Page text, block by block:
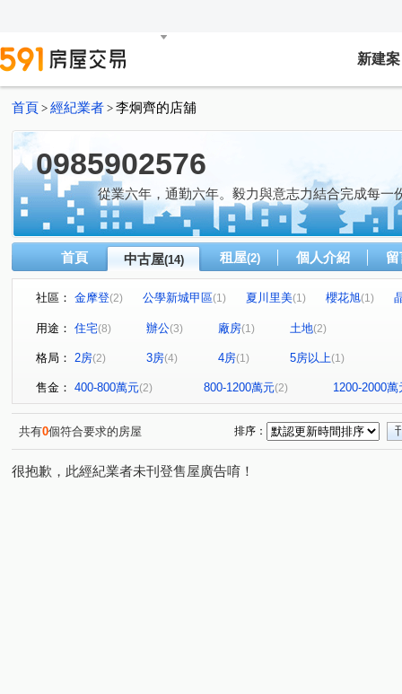
新建案
首頁 > 經紀業者 > 李炯齊的店舖
0985902576
從業六年，通勤六年。毅力與意志力結合完成每一
首頁 中古屋(14) 租屋(2) 個人介紹
社區： 金摩登(2) 公學新城甲區(1) 夏川里美(1) 櫻花旭(1)
名發 天琚
星都匯 移動方城 一森峰
興隆路三段
博愛街 旭光一路 (1) 中華路一段
用途： 住宅(8) 辦公(3) 廠房(1) 土地(2)
格局： 2房(2) 3房(4) 4房(1) 5房以上(1)
售金： 400-800萬元(2) 800-1200萬元(2) 1200-2000萬
共有0個符合要求的房屋 排序：
很抱歉，此經紀業者未刊登售屋廣告唷！